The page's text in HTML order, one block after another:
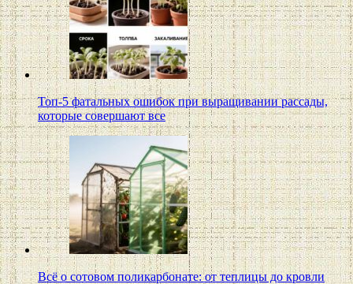
Топ-5 фатальных ошибок при выращивании рассады,
которые совершают все
Всё о сотовом поликарбонате: от теплицы до кровли